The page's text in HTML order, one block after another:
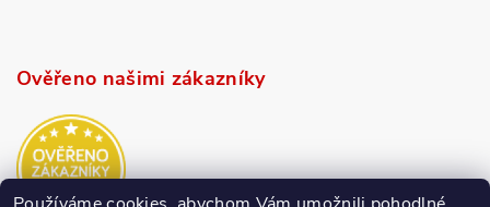
Ověřeno našimi zákazníky